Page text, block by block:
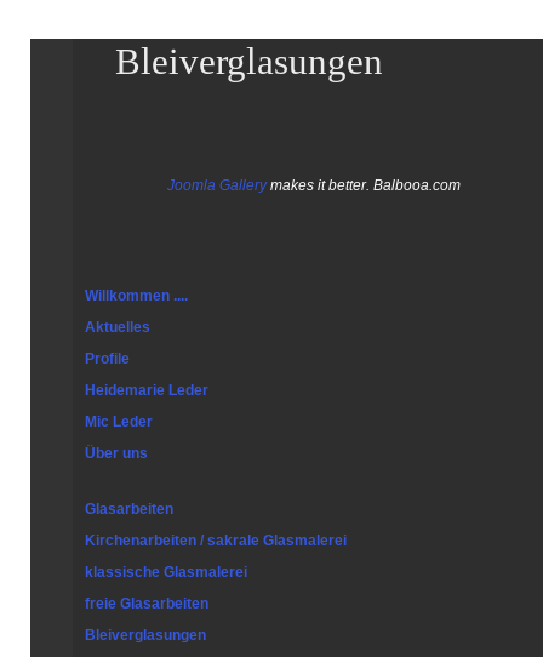
Bleiverglasungen
Joomla Gallerymakes it better. Balbooa.com
Willkommen ....
Aktuelles
Profile
Heidemarie Leder
Mic Leder
Über uns
Glasarbeiten
Kirchenarbeiten / sakrale Glasmalerei
klassische Glasmalerei
freie Glasarbeiten
Bleiverglasungen